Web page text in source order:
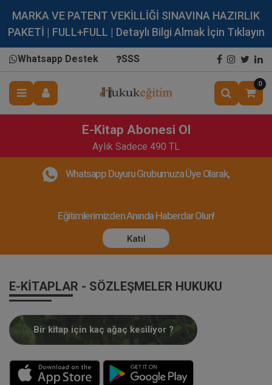
MARKA VE PATENT VEKİLLİĞİ SINAVINA HAZIRLIK
PAKETİ | FULL+FULL | Detaylı Bilgi Almak İçin Tıklayın
Whatsapp Destek SSS
0
E-Kitap Abonesi Ol
Aylık Sadece 490 TL
Whatsapp Duyuru Grubumuza Üye Olarak,
Eğitimlerimizden Anında Haberdar Olun!
Katıl
E-KITAPLAR - SÖZLEŞMELER HUKUKU
Bir kitap için kaç ağaç kesiliyor ?